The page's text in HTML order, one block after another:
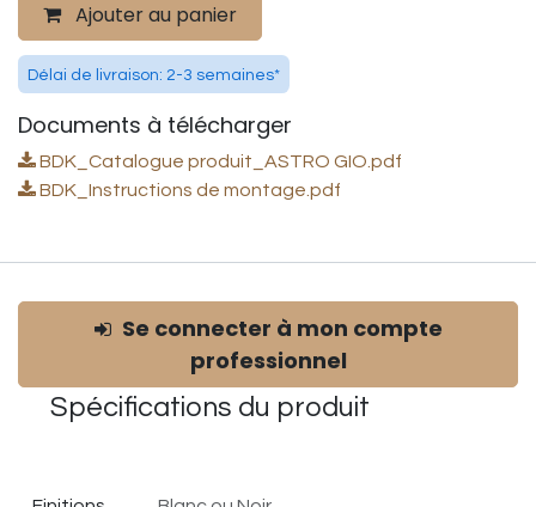
Ajouter au panier
Délai de livraison: 2-3 semaines*
Documents à télécharger
BDK_Catalogue produit_ASTRO GIO.pdf
BDK_Instructions de montage.pdf
Se connecter à mon compte
professionnel
Spécifications du produit